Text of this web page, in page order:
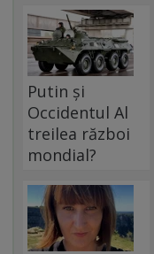
Putin și
Occidentul Al
treilea război
mondial?